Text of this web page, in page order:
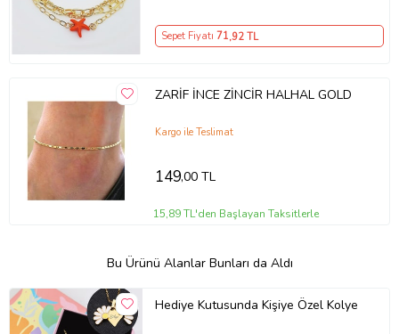
Sepet Fiyatı 71,92 TL
ZARİF İNCE ZİNCİR HALHAL GOLD
Kargo ile Teslimat
149,00 TL
15,89 TL'den Başlayan Taksitlerle
Bu Ürünü Alanlar Bunları da Aldı
Hediye Kutusunda Kişiye Özel Kolye